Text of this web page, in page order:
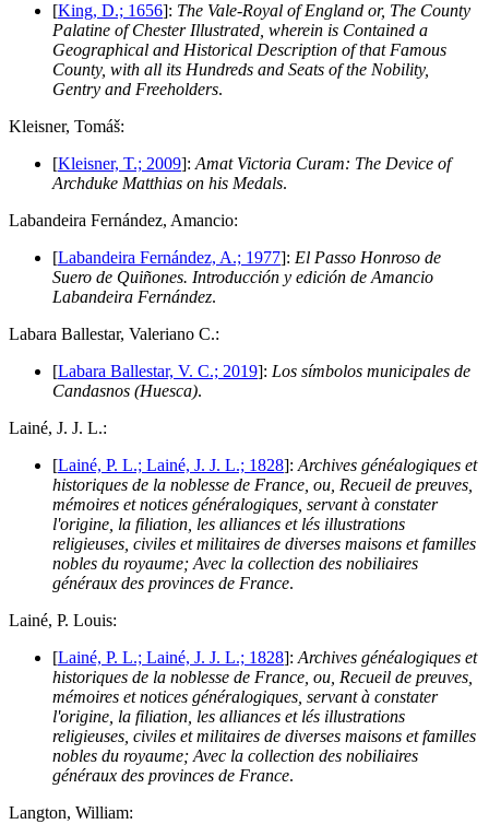
[King, D.; 1656]: The Vale-Royal of England or, The County
Palatine of Chester Illustrated, wherein is Contained a
Geographical and Historical Description of that Famous
County, with all its Hundreds and Seats of the Nobility,
Gentry and Freeholders.
Kleisner, Tomáš:
[Kleisner, T.; 2009]: Amat Victoria Curam: The Device of
Archduke Matthias on his Medals.
Labandeira Fernández, Amancio:
[Labandeira Fernández, A.; 1977]: El Passo Honroso de
Suero de Quiñones. Introducción y edición de Amancio
Labandeira Fernández.
Labara Ballestar, Valeriano C.:
[Labara Ballestar, V. C.; 2019]: Los símbolos municipales de
Candasnos (Huesca).
Lainé, J. J. L.:
[Lainé, P. L.; Lainé, J. J. L.; 1828]: Archives généalogiques et
historiques de la noblesse de France, ou, Recueil de preuves,
mémoires et notices généralogiques, servant à constater
l'origine, la filiation, les alliances et lés illustrations
religieuses, civiles et militaires de diverses maisons et familles
nobles du royaume; Avec la collection des nobiliaires
généraux des provinces de France.
Lainé, P. Louis:
[Lainé, P. L.; Lainé, J. J. L.; 1828]: Archives généalogiques et
historiques de la noblesse de France, ou, Recueil de preuves,
mémoires et notices généralogiques, servant à constater
l'origine, la filiation, les alliances et lés illustrations
religieuses, civiles et militaires de diverses maisons et familles
nobles du royaume; Avec la collection des nobiliaires
généraux des provinces de France.
Langton, William: